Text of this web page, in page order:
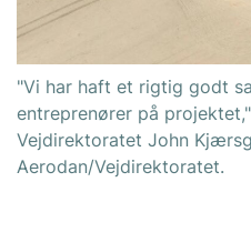
"Vi har haft et rigtig godt
entreprenører på
Vejdirektoratet John
Aerodan/Vejdirektoratet.